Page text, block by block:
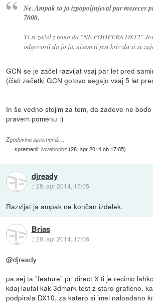
Ne. Ampak so jo izpopoljnjeval par mesecev
7000.
Ti si začel z temo da "NE PODPERA DX12"
odgovoril da jo ja, nisem ti jest kriv da si se
GCN se je začel razvijat vsaj par let pred
(čisti začetki GCN gotovo segajo vsaj 5 let
In še vedno stojim za tem, da zadeve ne
pravem pomenu :)
Zgodovina sprememb…
spremenil:iloveboobz (28. apr 2014 ob 17:05)
djready
::28. apr 2014, 17:05
Razvijat ja ampak ne končan izdelek.
Brias
::28. apr 2014, 17:06
@djready
pa sej ta "feature" pri direct X ti je recimo
kdaj laufal kak 3dmark test z staro graficno,
podpirala DX10, za katero si imel naloadano